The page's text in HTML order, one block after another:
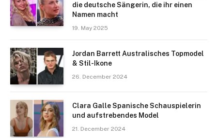
die deutsche Sängerin, die ihr einen
Namen macht
19. May 2025
Jordan Barrett Australisches Topmodel
& Stil-Ikone
26. December 2024
Clara Galle Spanische Schauspielerin
und aufstrebendes Model
21. December 2024